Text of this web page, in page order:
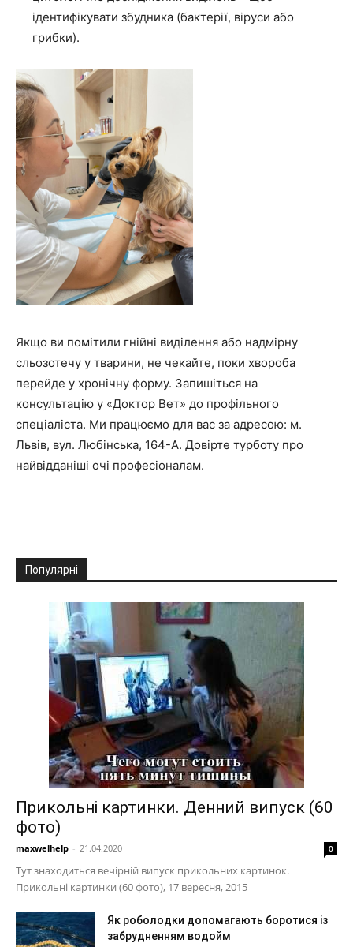
ідентифікувати збудника (бактерії, віруси або
грибки).
Якщо ви помітили гнійні виділення або надмірну
сльозотечу у тварини, не чекайте, поки хвороба
перейде у хронічну форму. Запишіться на
консультацію у «Доктор Вет» до профільного
спеціаліста. Ми працюємо для вас за адресою: м.
Львів, вул. Любінська, 164-А. Довірте турботу про
найвідданіші очі професіоналам.
Популярні
Прикольні картинки. Денний випуск (60
фото)
maxwelhelp - 21.04.2020 0
Тут знаходиться вечірній випуск прикольних картинок.
Прикольні картинки (60 фото), 17 вересня, 2015
Як роболодки допомагають боротися із
забрудненням водойм